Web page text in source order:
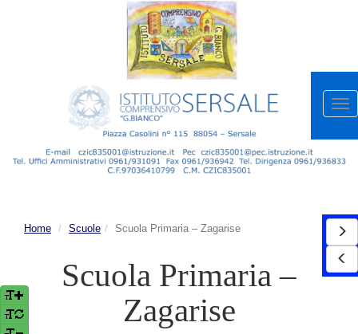
Home Scuole Scuola Primaria – Zagarise
Scuola Primaria –
Zagarise